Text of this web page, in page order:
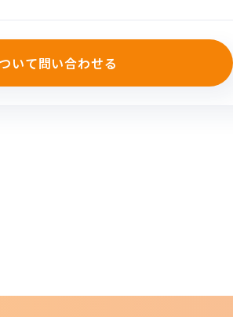
いて問い合わせる